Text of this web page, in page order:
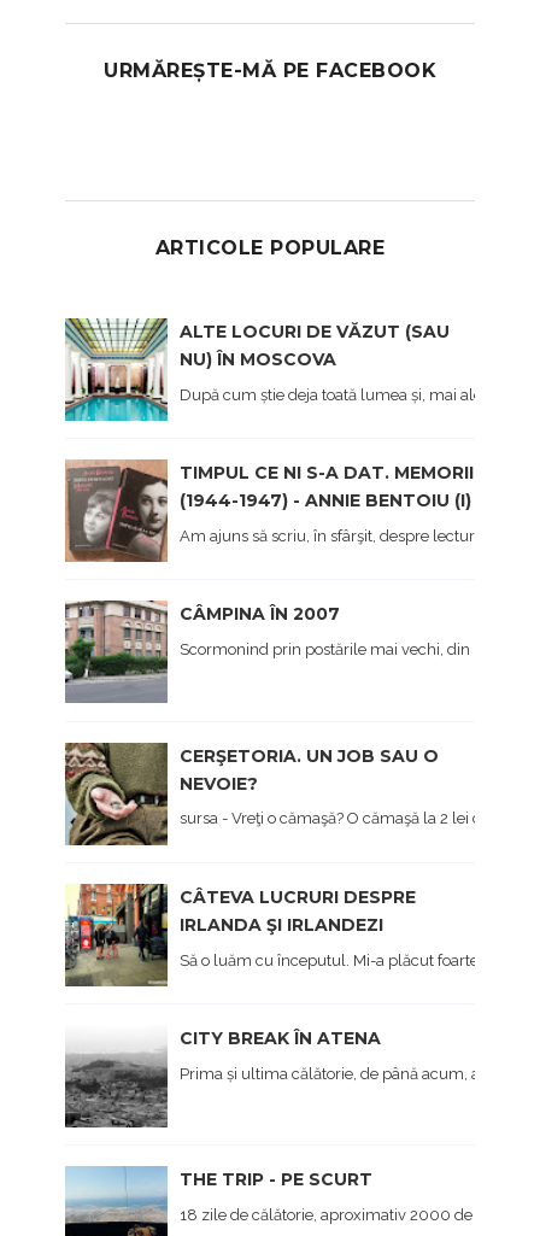
URMĂREȘTE-MĂ PE FACEBOOK
ARTICOLE POPULARE
ALTE LOCURI DE VĂZUT (SAU
NU) ÎN MOSCOVA
După cum știe deja toată lumea și, mai ales cei
TIMPUL CE NI S-A DAT. MEMORII
(1944-1947) - ANNIE BENTOIU (I)
Am ajuns să scriu, în sfârşit, despre lectura mea
CÂMPINA ÎN 2007
Scormonind prin postările mai vechi, din prima
CERŞETORIA. UN JOB SAU O
NEVOIE?
sursa - Vreţi o cămaşă? O cămaşă la 2 lei dau... -
CÂTEVA LUCRURI DESPRE
IRLANDA ŞI IRLANDEZI
Să o luăm cu începutul. Mi-a plăcut foarte mult
CITY BREAK ÎN ATENA
Prima și ultima călătorie, de până acum, a
THE TRIP - PE SCURT
18 zile de călătorie, aproximativ 2000 de